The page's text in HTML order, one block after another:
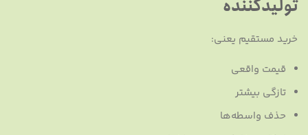
تولیدکننده
خرید مستقیم یعنی:
قیمت واقعی
تازگی بیشتر
حذف واسطه‌ها